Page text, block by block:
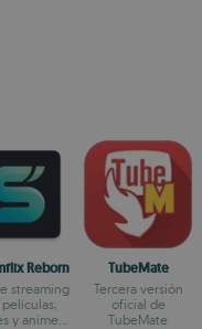
Reborn
streaming
y anime
TubeMate
Tercera versión
oficial de
TubeMate